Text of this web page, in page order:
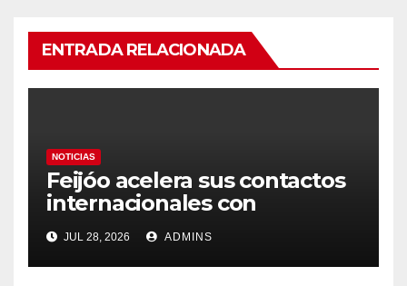
ENTRADA RELACIONADA
NOTICIAS
Feijóo acelera sus contactos
internacionales con
Latinoamérica como socio
prioritario en su agenda de
gobierno
JUL 28, 2026 ADMINS